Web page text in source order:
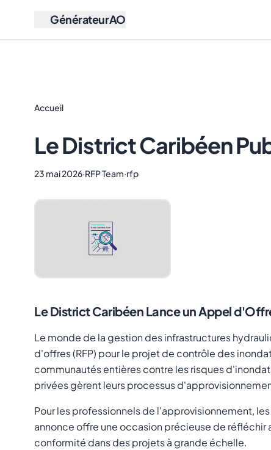
GénérateurAO
Accueil
Le District Caribéen
23 mai 2026·RFP Team·rfp
Le District Caribéen Lance un Appel
Le monde de la gestion des infrastructures
d'offres (RFP) pour le projet de contrôle des
communautés entières contre les risques
privées gèrent leurs processus
Pour les professionnels de l'approvisionnement,
annonce offre une occasion précieuse de réfléchir
conformité dans des projets à grande échelle.